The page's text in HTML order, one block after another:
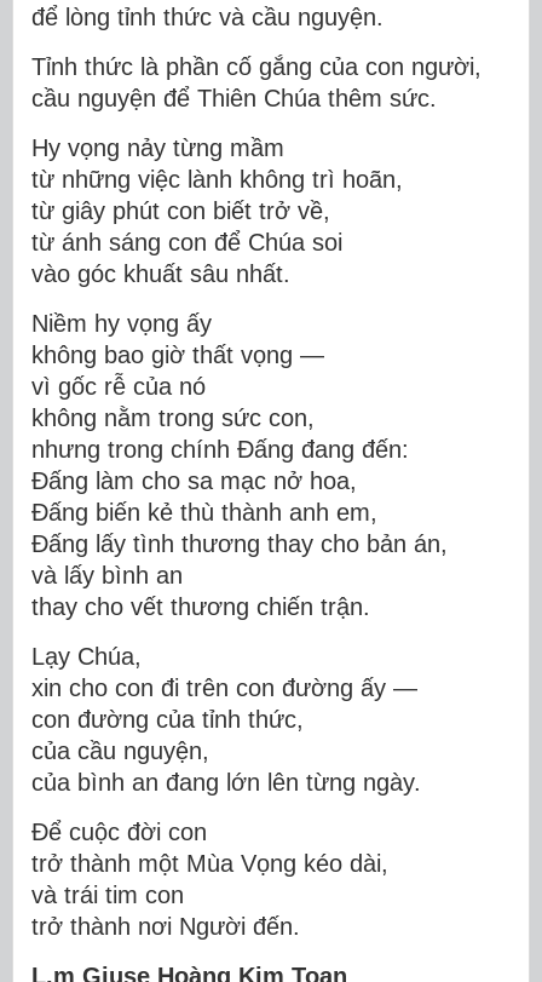
để lòng tỉnh thức và cầu nguyện.
Tỉnh thức là phần cố gắng của con người,
cầu nguyện để Thiên Chúa thêm sức.
Hy vọng nảy từng mầm
từ những việc lành không trì hoãn,
từ giây phút con biết trở về,
từ ánh sáng con để Chúa soi
vào góc khuất sâu nhất.
Niềm hy vọng ấy
không bao giờ thất vọng —
vì gốc rễ của nó
không nằm trong sức con,
nhưng trong chính Đấng đang đến:
Đấng làm cho sa mạc nở hoa,
Đấng biến kẻ thù thành anh em,
Đấng lấy tình thương thay cho bản án,
và lấy bình an
thay cho vết thương chiến trận.
Lạy Chúa,
xin cho con đi trên con đường ấy —
con đường của tỉnh thức,
của cầu nguyện,
của bình an đang lớn lên từng ngày.
Để cuộc đời con
trở thành một Mùa Vọng kéo dài,
và trái tim con
trở thành nơi Người đến.
L.m Giuse Hoàng Kim Toan